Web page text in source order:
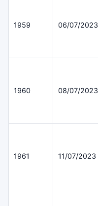
1959 06/07/2023
1960 08/07/2023
1961 11/07/2023